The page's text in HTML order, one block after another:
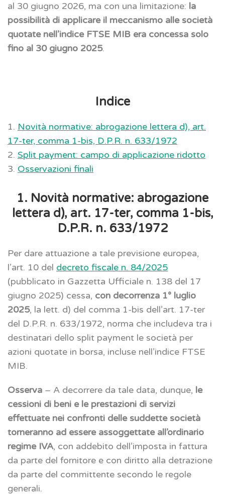
al 30 giugno 2026, ma con una limitazione: la
possibilità di applicare il meccanismo alle società
quotate nell’indice FTSE MIB era concessa solo
fino al 30 giugno 2025.
Indice
1. Novità normative: abrogazione lettera d), art.
17-ter, comma 1-bis, D.P.R. n. 633/1972
2. Split payment: campo di applicazione ridotto
3. Osservazioni finali
1. Novità normative: abrogazione
lettera d), art. 17-ter, comma 1-bis,
D.P.R. n. 633/1972
Per dare attuazione a tale previsione europea,
l’art. 10 del decreto fiscale n. 84/2025
(pubblicato in Gazzetta Ufficiale n. 138 del 17
giugno 2025) cessa, con decorrenza 1° luglio
2025, la lett. d) del comma 1-bis dell’art. 17-ter
del D.P.R. n. 633/1972, norma che includeva tra i
destinatari dello split payment le società per
azioni quotate in borsa, incluse nell’indice FTSE
MIB.
Osserva – A decorrere da tale data, dunque, le
cessioni di beni e le prestazioni di servizi
effettuate nei confronti delle suddette società
torneranno ad essere assoggettate all’ordinario
regime IVA, con addebito dell’imposta in fattura
da parte del fornitore e con diritto alla detrazione
da parte del committente secondo le regole
generali.